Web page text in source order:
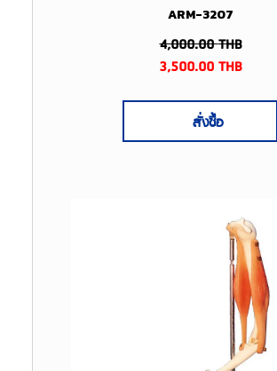
ARM-3207
4,000.00THB
3,500.00THB
สั่งซื้อ